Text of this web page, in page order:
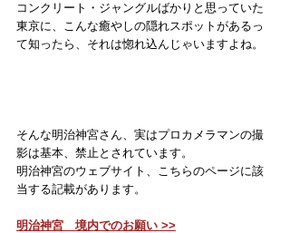
コンクリート・ジャングルばかりと思っていた
東京に、こんな癒やしの隠れスポットがあるっ
て知ったら、それは惚れ込んじゃいますよね。
そんな明治神宮さん、実はプロカメラマンの撮
影は基本、禁止とされています。
明治神宮のウェブサイト、こちらのページに該
当する記載があります。
明治神宮　境内でのお願い >>